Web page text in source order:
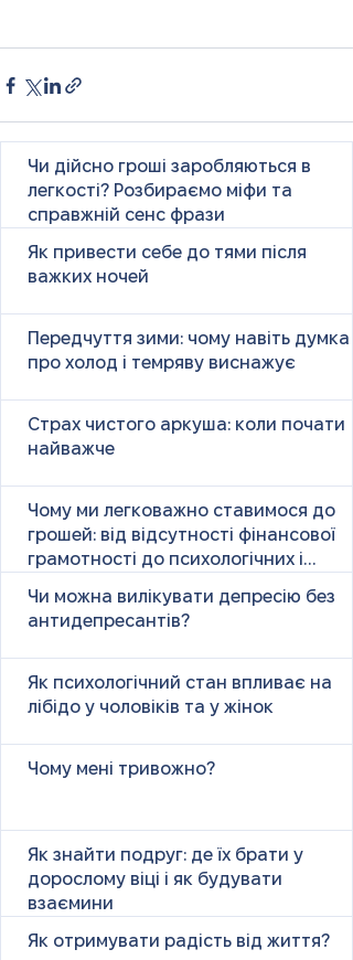
Чи дійсно гроші заробляються в
легкості? Розбираємо міфи та
справжній сенс фрази
Як привести себе до тями після
важких ночей
Передчуття зими: чому навіть думка
про холод і темряву виснажує
Страх чистого аркуша: коли почати
найважче
Чому ми легковажно ставимося до
грошей: від відсутності фінансової
грамотності до психологічних і
Чи можна вилікувати депресію без
антидепресантів?
Як психологічний стан впливає на
лібідо у чоловіків та у жінок
Чому мені тривожно?
Як знайти подруг: де їх брати у
дорослому віці і як будувати
взаємини
Як отримувати радість від життя?